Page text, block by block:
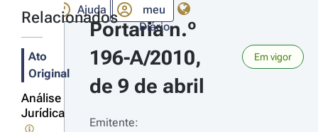
Ajuda
meu
Diário
Relacionados
Ato
Original
Análise
Jurídica
Portaria n.º
196-A/2010,
de 9 de abril
Em vigor
Emitente: